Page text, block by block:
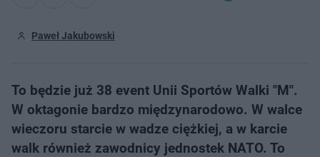
Paweł Jakubowski
To będzie już 38 event Unii Sportów Walki "M".
W oktagonie bardzo międzynarodowo. W walce
wieczoru starcie w wadze ciężkiej, a w karcie
walk również zawodnicy jednostek NATO. To